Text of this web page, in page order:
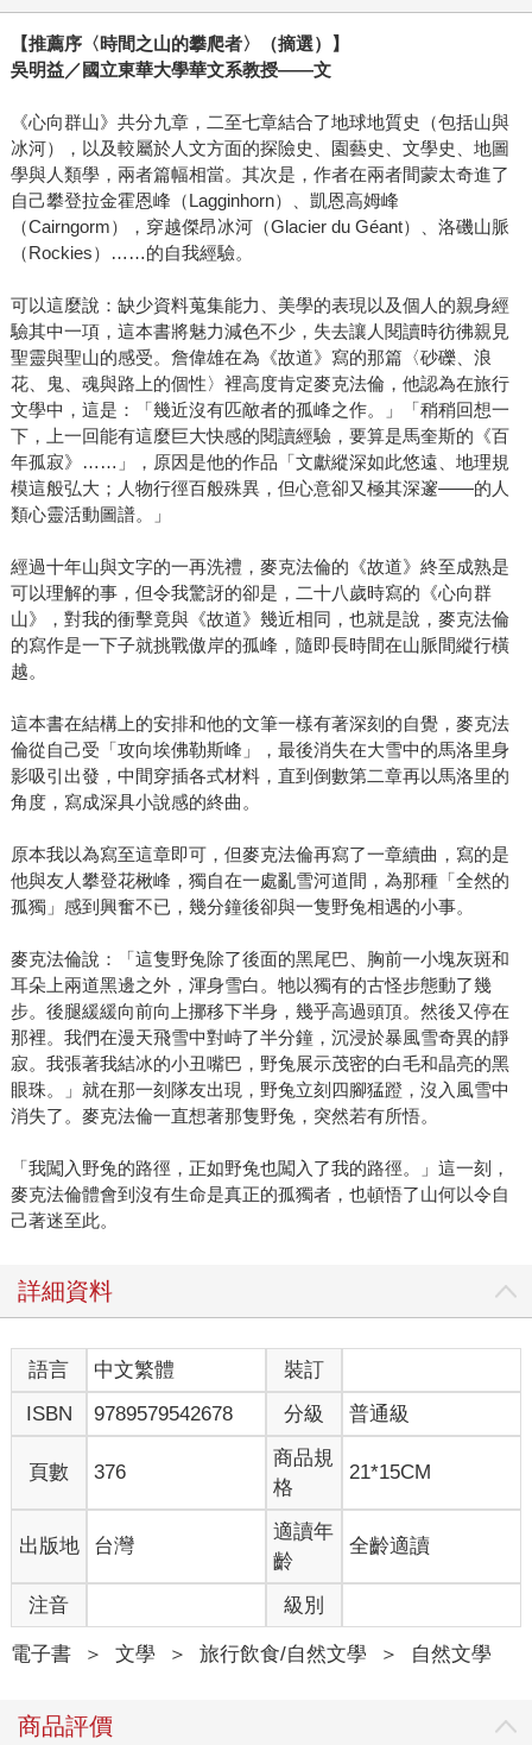
【推薦序〈時間之山的攀爬者〉（摘選）】
吳明益／國立東華大學華文系教授——文
《心向群山》共分九章，二至七章結合了地球地質史（包括山與
冰河），以及較屬於人文方面的探險史、園藝史、文學史、地圖
學與人類學，兩者篇幅相當。其次是，作者在兩者間蒙太奇進了
自己攀登拉金霍恩峰（Lagginhorn）、凱恩高姆峰
（Cairngorm），穿越傑昂冰河（Glacier du Géant）、洛磯山脈
（Rockies）……的自我經驗。
可以這麼說：缺少資料蒐集能力、美學的表現以及個人的親身經
驗其中一項，這本書將魅力減色不少，失去讓人閱讀時彷彿親見
聖靈與聖山的感受。詹偉雄在為《故道》寫的那篇〈砂礫、浪
花、鬼、魂與路上的個性〉裡高度肯定麥克法倫，他認為在旅行
文學中，這是：「幾近沒有匹敵者的孤峰之作。」「稍稍回想一
下，上一回能有這麼巨大快感的閱讀經驗，要算是馬奎斯的《百
年孤寂》……」，原因是他的作品「文獻縱深如此悠遠、地理規
模這般弘大；人物行徑百般殊異，但心意卻又極其深邃——的人
類心靈活動圖譜。」
經過十年山與文字的一再洗禮，麥克法倫的《故道》終至成熟是
可以理解的事，但令我驚訝的卻是，二十八歲時寫的《心向群
山》，對我的衝擊竟與《故道》幾近相同，也就是說，麥克法倫
的寫作是一下子就挑戰傲岸的孤峰，隨即長時間在山脈間縱行橫
越。
這本書在結構上的安排和他的文筆一樣有著深刻的自覺，麥克法
倫從自己受「攻向埃佛勒斯峰」，最後消失在大雪中的馬洛里身
影吸引出發，中間穿插各式材料，直到倒數第二章再以馬洛里的
角度，寫成深具小說感的終曲。
原本我以為寫至這章即可，但麥克法倫再寫了一章續曲，寫的是
他與友人攀登花楸峰，獨自在一處亂雪河道間，為那種「全然的
孤獨」感到興奮不已，幾分鐘後卻與一隻野兔相遇的小事。
麥克法倫說：「這隻野兔除了後面的黑尾巴、胸前一小塊灰斑和
耳朵上兩道黑邊之外，渾身雪白。牠以獨有的古怪步態動了幾
步。後腿緩緩向前向上挪移下半身，幾乎高過頭頂。然後又停在
那裡。我們在漫天飛雪中對峙了半分鐘，沉浸於暴風雪奇異的靜
寂。我張著我結冰的小丑嘴巴，野兔展示茂密的白毛和晶亮的黑
眼珠。」就在那一刻隊友出現，野兔立刻四腳猛蹬，沒入風雪中
消失了。麥克法倫一直想著那隻野兔，突然若有所悟。
「我闖入野兔的路徑，正如野兔也闖入了我的路徑。」這一刻，
麥克法倫體會到沒有生命是真正的孤獨者，也頓悟了山何以令自
己著迷至此。
詳細資料
語言 中文繁體
裝訂
ISBN
9789579542678 分級 普通級
頁數 376
商品規
格
21*15CM
出版地 台灣
適讀年
齡
全齡適讀
注音 級別
電子書 ＞ 文學 ＞ 旅行飲食/自然文學 ＞ 自然文學
商品評價